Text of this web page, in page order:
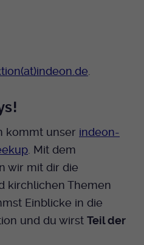
kommt unser indeon-
. Mit dem
wir mit dir die
kirchlichen Themen
Einblicke in die
und du wirst Teil der